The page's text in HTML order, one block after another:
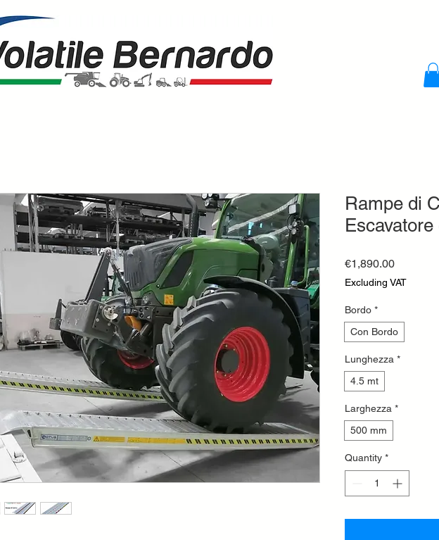
Rampe di
€1,890.00Price
Excluding VAT
Bordo *
Con Bordo
Lunghezza *
4.5 mt
Larghezza *
500 mm
Quantity *